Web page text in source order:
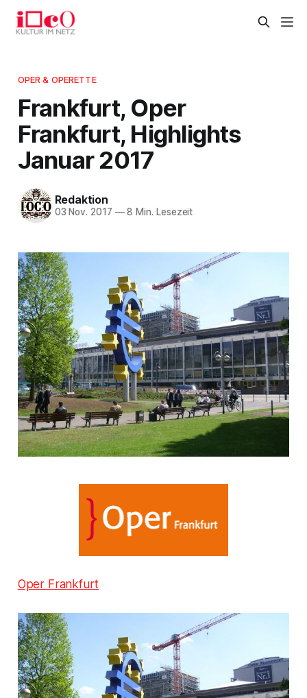
OPER & OPERETTE
Frankfurt, Oper
Frankfurt, Highlights
Januar 2017
Redaktion
03 Nov. 2017 —8 Min. Lesezeit
Oper Frankfurt